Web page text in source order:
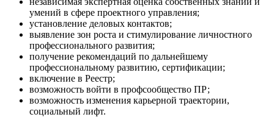
умений в сфере проектного управления;
установление деловых контактов;
выявление зон роста и стимулирование личностного
профессионального развития;
получение рекомендаций по дальнейшему
профессиональному развитию, сертификации;
включение в Реестр;
возможность войти в профсообщество ПР;
возможность изменения карьерной траектории,
социальный лифт.